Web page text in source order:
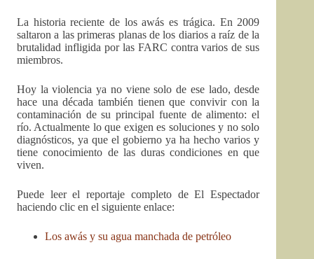
La historia reciente de los awás es trágica. En 2009
saltaron a las primeras planas de los diarios a raíz de la
brutalidad infligida por las FARC contra varios de sus
miembros.
Hoy la violencia ya no viene solo de ese lado, desde
hace una década también tienen que convivir con la
contaminación de su principal fuente de alimento: el
río. Actualmente lo que exigen es soluciones y no solo
diagnósticos, ya que el gobierno ya ha hecho varios y
tiene conocimiento de las duras condiciones en que
viven.
Puede leer el reportaje completo de El Espectador
haciendo clic en el siguiente enlace:
Los awás y su agua manchada de petróleo